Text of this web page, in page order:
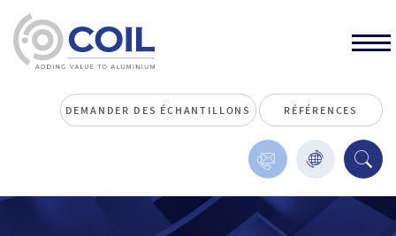
DEMANDER DES ÉCHANTILLONS RÉFÉRENCES